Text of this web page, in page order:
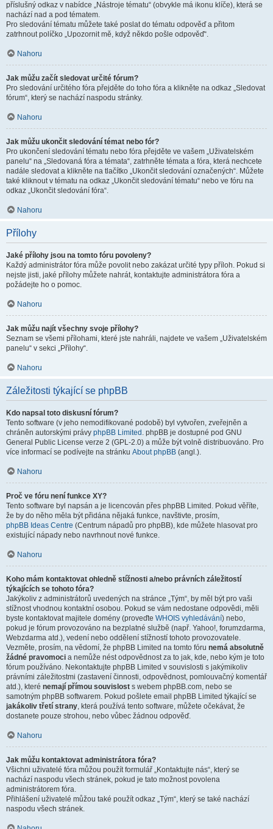
příslušný odkaz v nabídce „Nástroje tématu“ (obvykle má ikonu klíče), která se
nachází nad a pod tématem.
Pro sledování tématu můžete také poslat do tématu odpověď a přitom
zatrhnout políčko „Upozornit mě, když někdo pošle odpověď“.
Nahoru
Jak můžu začít sledovat určité fórum?
Pro sledování určitého fóra přejděte do toho fóra a klikněte na odkaz „Sledovat
fórum“, který se nachází naspodu stránky.
Nahoru
Jak můžu ukončit sledování témat nebo fór?
Pro ukončení sledování tématu nebo fóra přejděte ve vašem „Uživatelském
panelu“ na „Sledovaná fóra a témata“, zatrhněte témata a fóra, která nechcete
nadále sledovat a klikněte na tlačítko „Ukončit sledování označených“. Můžete
také kliknout v tématu na odkaz „Ukončit sledování tématu“ nebo ve fóru na
odkaz „Ukončit sledování fóra“.
Nahoru
Přílohy
Jaké přílohy jsou na tomto fóru povoleny?
Každý administrátor fóra může povolit nebo zakázat určité typy příloh. Pokud si
nejste jisti, jaké přílohy můžete nahrát, kontaktujte administrátora fóra a
požádejte ho o pomoc.
Nahoru
Jak můžu najít všechny svoje přílohy?
Seznam se všemi přílohami, které jste nahráli, najdete ve vašem „Uživatelském
panelu“ v sekci „Přílohy“.
Nahoru
Záležitosti týkající se phpBB
Kdo napsal toto diskusní fórum?
Tento software (v jeho nemodifikované podobě) byl vytvořen, zveřejněn a
chráněn autorskými právy phpBB Limited . phpBB je dostupné pod GNU
General Public License verze 2 (GPL-2.0) a může být volně distribuováno. Pro
více informací se podívejte na stránku About phpBB (angl.).
Nahoru
Proč ve fóru není funkce XY?
Tento software byl napsán a je licencován přes phpBB Limited. Pokud věříte,
že by do něho měla být přidána nějaká funkce, navštivte, prosím,
phpBB Ideas Centre (Centrum nápadů pro phpBB), kde můžete hlasovat pro
existující nápady nebo navrhnout nové funkce.
Nahoru
Koho mám kontaktovat ohledně stížnosti a/nebo právních záležitostí
týkajících se tohoto fóra?
Jakýkoliv z administrátorů uvedených na stránce „Tým“, by měl být pro vaši
stížnost vhodnou kontaktní osobou. Pokud se vám nedostane odpovědi, měli
byste kontaktovat majitele domény (proveďte WHOIS vyhledávání) nebo,
pokud je fórum provozováno na bezplatné službě (např. Yahoo!, forumzdarma,
Webzdarma atd.), vedení nebo oddělení stížností tohoto provozovatele.
Vezměte, prosím, na vědomí, že phpBB Limited na tomto fóru nemá absolutně
žádné pravomoci a nemůže nést odpovědnost za to jak, kde, nebo kým je toto
fórum používáno. Nekontaktujte phpBB Limited v souvislosti s jakýmikoliv
právními záležitostmi (zastavení činnosti, odpovědnost, pomlouvačný komentář
atd.), které nemají přímou souvislost s webem phpBB.com, nebo se
samotným phpBB softwarem. Pokud pošlete email phpBB Limited týkající se
jakákoliv třetí strany, která používá tento software, můžete očekávat, že
dostanete pouze strohou, nebo vůbec žádnou odpověď.
Nahoru
Jak můžu kontaktovat administrátora fóra?
Všichni uživatelé fóra můžou použít formulář „Kontaktujte nás“, který se
nachází naspodu všech stránek, pokud je tato možnost povolena
administrátorem fóra.
Přihlášení uživatelé můžou také použít odkaz „Tým“, který se také nachází
naspodu všech stránek.